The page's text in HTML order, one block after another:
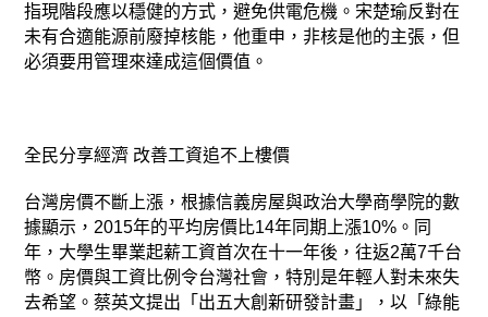
指現階段應以穩健的方式，避免供電危機。宋楚瑜反對在
未有合適能源前廢掉核能，他重申，非核是他的主張，但
必須要用管理來達成這個價值。
全民分享經濟 改善工資追不上樓價
台灣房價不斷上漲，根據信義房屋與政治大學商學院的數
據顯示，2015年的平均房價比14年同期上漲10%。同
年，大學生畢業起薪工資首次在十一年後，往返2萬7千台
幣。房價與工資比例令台灣社會，特別是年輕人對未來失
去希望。蔡英文提出「出五大創新研發計畫」，以「綠能